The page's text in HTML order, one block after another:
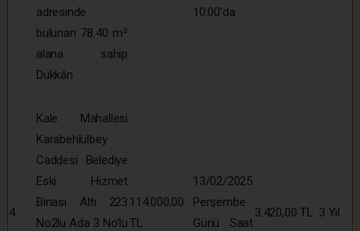
adresinde
bulunan 78.40 m²
alana sahip
Dükkân
10:00’da
4
Kale Mahallesi
Karabehlülbey
Caddesi Belediye
Eski Hizmet
Binası Altı 223
No2lu Ada 3 No’lu
114.000,00
TL
13/02/2025
Perşembe
Günü Saat
3.420,00 TL 3 Yıl